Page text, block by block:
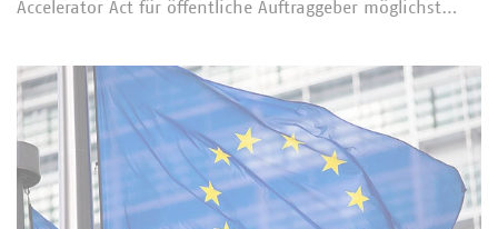
Accelerator Act für öffentliche Auftraggeber möglichst…